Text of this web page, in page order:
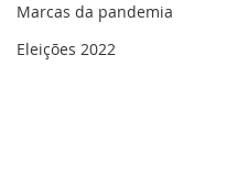
Marcas da pandemia
Eleições 2022